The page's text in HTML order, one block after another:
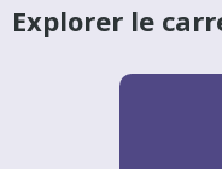
Explorer le